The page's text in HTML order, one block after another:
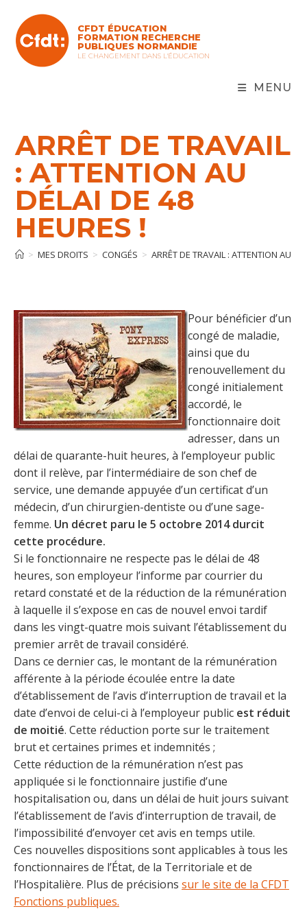
content
CFDT ÉDUCATION
FORMATION RECHERCHE
PUBLIQUES NORMANDIE
LE CHANGEMENT DANS L'ÉDUCATION
MENU
ARRÊT DE TRAVAIL
: ATTENTION AU
DÉLAI DE 48
HEURES !
> MES DROITS > CONGÉS > ARRÊT DE TRAVAIL : ATTENTION AU
Pour bénéficier d’un
congé de maladie,
ainsi que du
renouvellement du
congé initialement
accordé, le
fonctionnaire doit
adresser, dans un
délai de quarante-huit heures, à l’employeur public
dont il relève, par l’intermédiaire de son chef de
service, une demande appuyée d’un certificat d’un
médecin, d’un chirurgien-dentiste ou d’une sage-
femme. Un décret paru le 5 octobre 2014 durcit
cette procédure.
Si le fonctionnaire ne respecte pas le délai de 48
heures, son employeur l’informe par courrier du
retard constaté et de la réduction de la rémunération
à laquelle il s’expose en cas de nouvel envoi tardif
dans les vingt-quatre mois suivant l’établissement du
premier arrêt de travail considéré.
Dans ce dernier cas, le montant de la rémunération
afférente à la période écoulée entre la date
d’établissement de l’avis d’interruption de travail et la
date d’envoi de celui-ci à l’employeur public est réduit
de moitié. Cette réduction porte sur le traitement
brut et certaines primes et indemnités ;
Cette réduction de la rémunération n’est pas
appliquée si le fonctionnaire justifie d’une
hospitalisation ou, dans un délai de huit jours suivant
l’établissement de l’avis d’interruption de travail, de
l’impossibilité d’envoyer cet avis en temps utile.
Ces nouvelles dispositions sont applicables à tous les
fonctionnaires de l’État, de la Territoriale et de
l’Hospitalière. Plus de précisions sur le site de la CFDT
Fonctions publiques.